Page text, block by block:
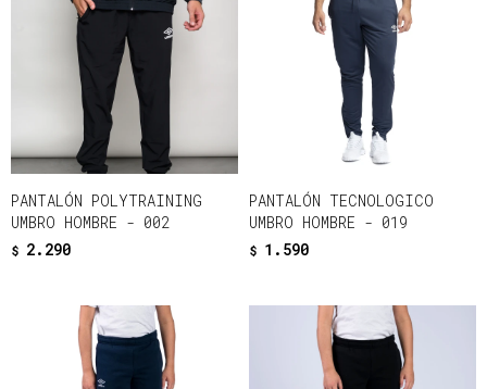
PANTALÓN POLYTRAINING
UMBRO HOMBRE - 002
$ 2.290
PANTALÓN TECNOLOGICO
UMBRO HOMBRE - 019
$ 1.590